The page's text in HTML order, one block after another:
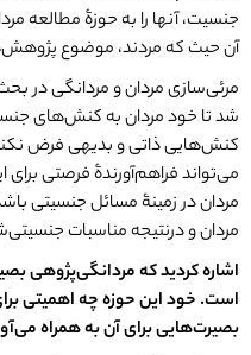
جنسیت، آنها را به حوزۀ مطالعه
آن حیث که مردند، موضوع
مرئی‌سازی مردان و مردانگی در
شد تا خود مردان به کنش‌های
کنش‌هایی ذاتی و بدیهی فرض
می‌تواند فراهم‌آورندۀ فرصتی
مردان در زمینۀ مسائل جنسیتی
مردان و در‌نتیجه مناسبات
اشاره کردید که مردانگیپژوهی
است. خود این حوزه چه اهمیتی
بصیرتهایی برای آن به همراه می